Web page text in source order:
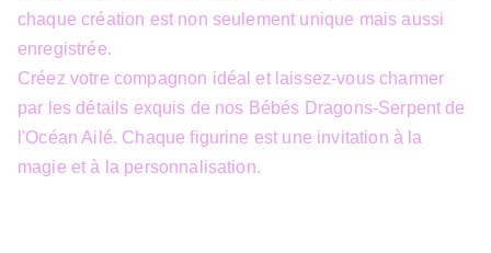
chaque création est non seulement unique mais aussi
enregistrée.
Créez votre compagnon idéal et laissez-vous charmer
par les détails exquis de nos Bébés Dragons-Serpent de
l'Océan Ailé. Chaque figurine est une invitation à la
magie et à la personnalisation.